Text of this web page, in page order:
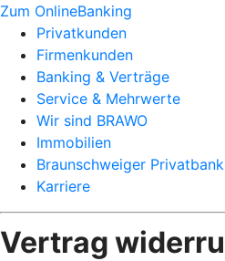
Zum OnlineBanking
Privatkunden
Firmenkunden
Banking & Verträge
Service & Mehrwerte
Wir sind BRAWO
Immobilien
Braunschweiger Privatbank
Karriere
Vertrag